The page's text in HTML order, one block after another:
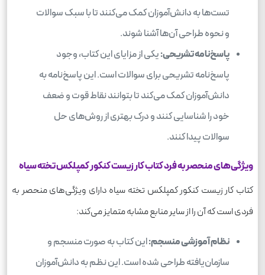
تست‌ها به دانش‌آموزان کمک می‌کنند تا با سبک سوالات
و نحوه طراحی آن‌ها آشنا شوند.
پاسخ‌نامه تشریحی:یکی از مزایای این کتاب، وجود
پاسخ‌نامه تشریحی برای سوالات است. این پاسخ‌نامه به
دانش‌آموزان کمک می‌کند تا بتوانند نقاط قوت و ضعف
خود را شناسایی کنند و درک بهتری از روش‌های حل
سوالات پیدا کنند.
ویژگی‌های منحصر به فرد کتاب کار زیست کنکور کمپلکس تخته سیاه
کتاب کار زیست کنکور کمپلکس تخته سیاه دارای ویژگی‌های منحصر به
فردی است که آن را از سایر منابع مشابه متمایز می‌کند:
نظام آموزشی منسجم:این کتاب به صورت منسجم و
سازمان‌یافته طراحی شده است. این نظم به دانش‌آموزان